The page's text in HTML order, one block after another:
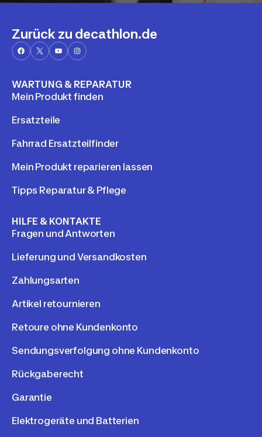
Zurück zu decathlon.de
WARTUNG & REPARATUR
Mein Produkt finden
Ersatzteile
Fahrrad Ersatzteilfinder
Mein Produkt reparieren lassen
Tipps Reparatur & Pflege
HILFE & KONTAKTE
Fragen und Antworten
Lieferung und Versandkosten
Zahlungsarten
Artikel retournieren
Retoure ohne Kundenkonto
Sendungsverfolgung ohne Kundenkonto
Rückgaberecht
Garantie
Elektrogeräte und Batterien